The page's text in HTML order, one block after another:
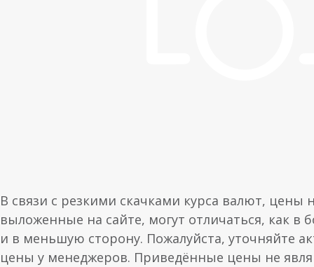
В связи с резкими скачками курса валют, цены
выложенные на сайте, могут отличаться, как в
и в меньшую сторону. Пожалуйста, уточняйте
цены у менеджеров. Приведённые цены не